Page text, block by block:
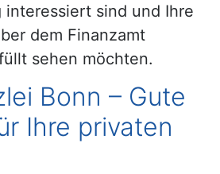
interessiert sind und Ihre
dem Finanzamt
sehen möchten.
Bonn – Gute
Ihre privaten